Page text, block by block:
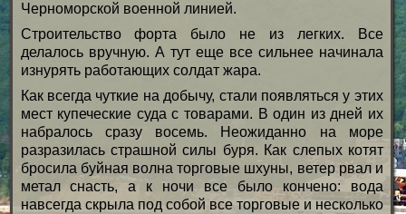
Черноморской военной линией.
Строительство форта было не из легких. Все
делалось вручную. А тут еще все сильнее начинала
изнурять работающих солдат жара.
Как всегда чуткие на добычу, стали появляться у этих
мест купеческие суда с товарами. В один из дней их
набралось сразу восемь. Неожиданно на море
разразилась страшной силы буря. Как слепых котят
бросила буйная волна торговые шхуны, ветер рвал и
метал снасть, а к ночи все было кончено: вода
навсегда скрыла под собой все торговые и несколько